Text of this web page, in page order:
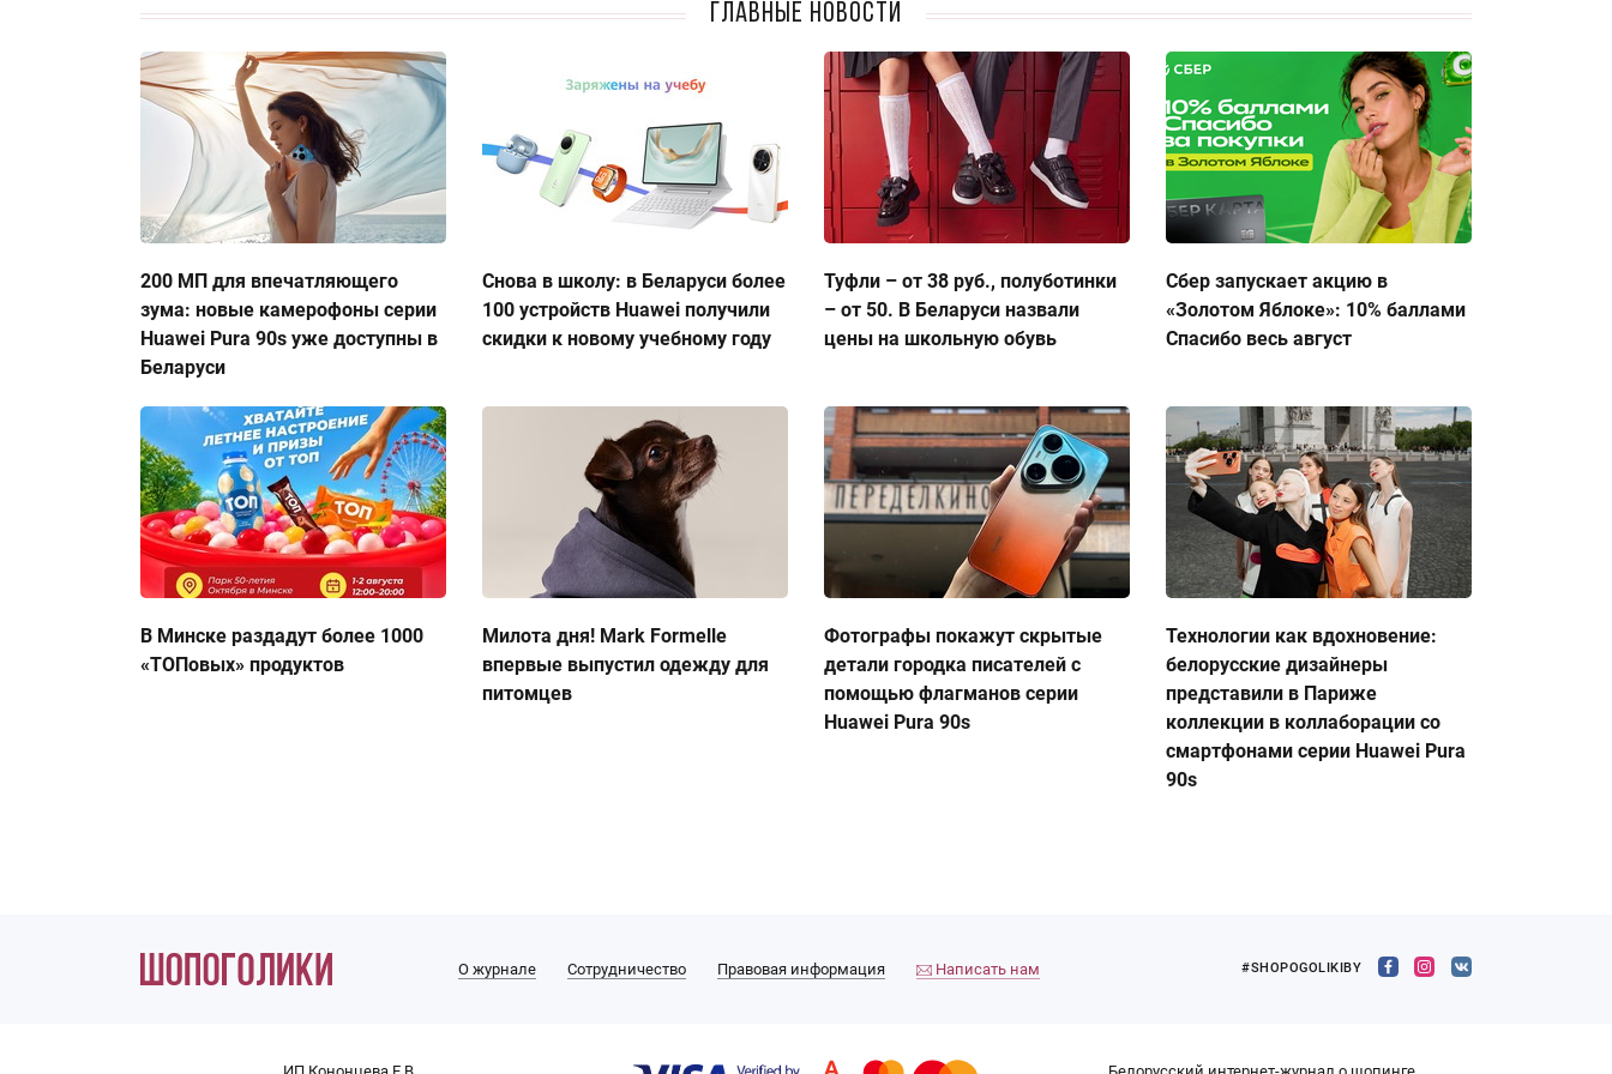
Главные новости
200 МП для впечатляющего
зума: новые камерофоны серии
Huawei Pura 90s уже доступны в
Беларуси
Снова в школу: в Беларуси более
100 устройств Huawei получили
скидки к новому учебному году
Туфли – от 38 руб., полуботинки
– от 50. В Беларуси назвали
цены на школьную обувь
Сбер запускает акцию в
«Золотом Яблоке»: 10% баллами
Спасибо весь август
В Минске раздадут более 1000
«ТОПовых» продуктов
Милота дня! Mark Formelle
впервые выпустил одежду для
питомцев
Фотографы покажут скрытые
детали городка писателей с
помощью флагманов серии
Huawei Pura 90s
Технологии как вдохновение:
белорусские дизайнеры
представили в Париже
коллекции в коллаборации со
смартфонами серии Huawei Pura
90s
О журнале Сотрудничество Правовая информация Написать нам #SHOPOGOLIKIBY